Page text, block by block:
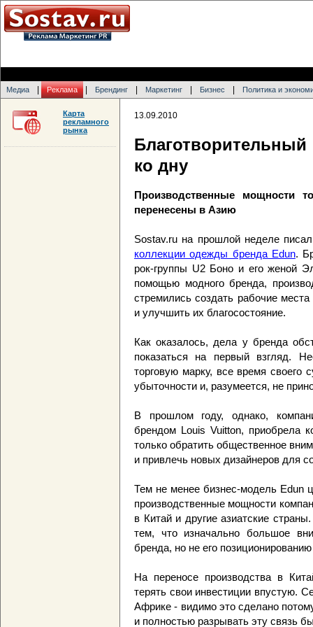
Медиа Реклама Брендинг Маркетинг Бизнес Политика и
13.09.2010
ко дну
Производственные мощности
перенесены в Азию
Sostav.ru на прошлой неделе
коллекции одежды бренда Edun.
рок-группы U2 Боно и его женой
помощью модного бренда,
стремились создать рабочие
и улучшить их благосостояние.
Как оказалось, дела у бренда
показаться на первый взгляд.
торговую марку, все время своего
убыточности и, разумеется, не
В прошлом году, однако,
брендом Louis Vuitton, приобрела
только обратить общественное
и привлечь новых дизайнеров для
Тем не менее бизнес-модель Edun
производственные мощности
в Китай и другие азиатские
тем, что изначально большое
бренда, но не его
На переносе производства в
терять свои инвестиции впустую.
Африке - видимо это сделано
и полностью разрывать эту связь
Карта
рекламного
рынка